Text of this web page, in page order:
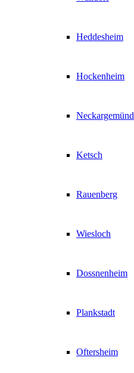
Heddesheim
Hockenheim
Neckargemünd
Ketsch
Rauenberg
Wiesloch
Dossnenheim
Plankstadt
Oftersheim